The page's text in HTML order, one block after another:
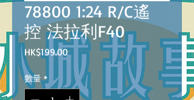
78800 1:24 R/C遙
控 法拉利F40
HK$199.00價
數量 *